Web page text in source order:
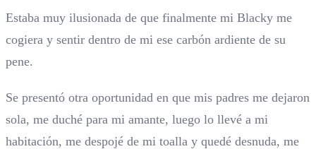
Estaba muy ilusionada de que finalmente mi Blacky me
cogiera y sentir dentro de mi ese carbón ardiente de su
pene.
Se presentó otra oportunidad en que mis padres me dejaron
sola, me duché para mi amante, luego lo llevé a mi
habitación, me despojé de mi toalla y quedé desnuda, me